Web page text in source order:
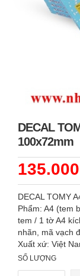
DECAL
100x72mm
DECAL TOMY
Phẩm: A4 (tem
tem / 1 tờ A4
nhãn, mã vạch
Xuất xứ: Việt
SỐ LƯỢNG